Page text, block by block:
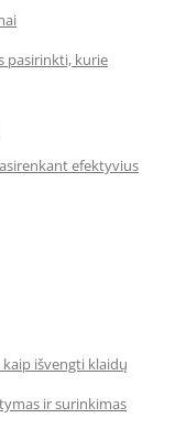
pasirinkti, kurie
efektyvius
išvengti klaidų
ir surinkimas